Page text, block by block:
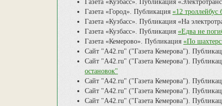
Газета «Кузбасс». Публикация
Газета «Город». Публикация «12 троллейбус
Газета «Кузбасс». Публикация «На
Газета «Кузбасс». Публикация «Едва не
Газета «Кемерово». Публикация «По
Сайт "А42.ru" ("Газета Кемерова").
Сайт "А42.ru" ("Газета Кемерова").
остановок"
Сайт "А42.ru" ("Газета Кемерова").
Сайт "А42.ru" ("Газета Кемерова").
Сайт "А42.ru" ("Газета Кемерова").